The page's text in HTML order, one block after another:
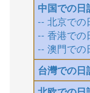
中国での日
-- 北京での
-- 香港での
-- 澳門での
台灣での日